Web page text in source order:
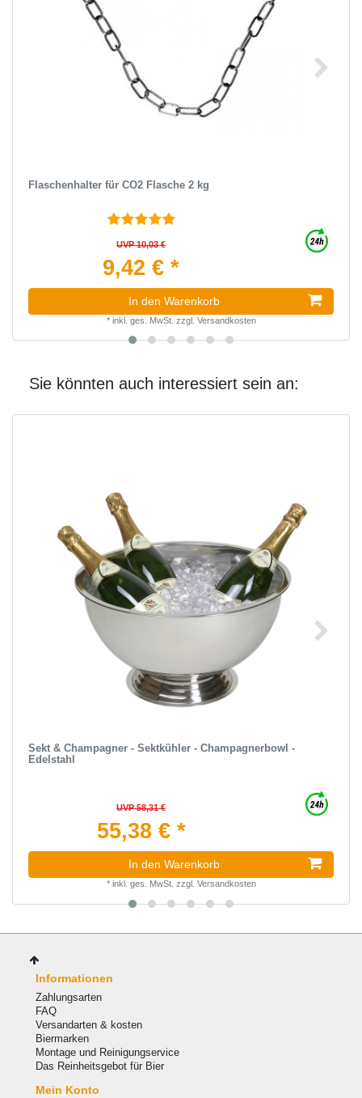
Flaschenhalter für CO2 Flasche 2 kg
UVP 10,03 €
9,42 € *
In den Warenkorb
* inkl. ges. MwSt. zzgl. Versandkosten
Sie könnten auch interessiert sein an:
Sekt & Champagner - Sektkühler - Champagnerbowl -
Edelstahl
UVP 58,31 €
55,38 € *
In den Warenkorb
* inkl. ges. MwSt. zzgl. Versandkosten
Informationen
Zahlungsarten
FAQ
Versandarten & kosten
Biermarken
Montage und Reinigungservice
Das Reinheitsgebot für Bier
Mein Konto